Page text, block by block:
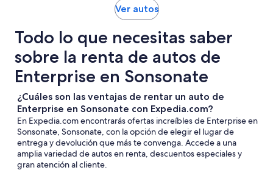
Ver autos
Todo lo que necesitas saber
sobre la renta de autos de
Enterprise en Sonsonate
¿Cuáles son las ventajas de rentar un auto de
Enterprise en Sonsonate con Expedia.com?
En Expedia.com encontrarás ofertas increíbles de Enterprise en
Sonsonate, Sonsonate, con la opción de elegir el lugar de
entrega y devolución que más te convenga. Accede a una
amplia variedad de autos en renta, descuentos especiales y
gran atención al cliente.